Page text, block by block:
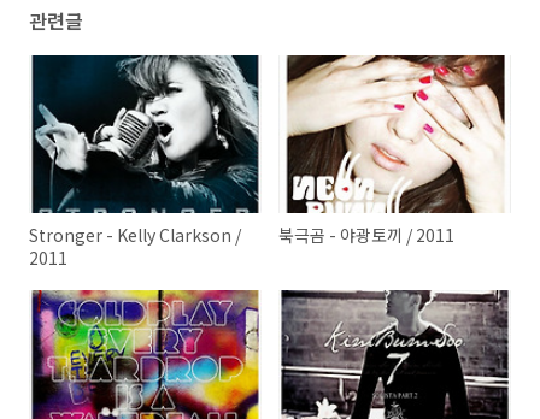
관련글
Stronger - Kelly Clarkson /
2011
북극곰 - 야광토끼 / 2011